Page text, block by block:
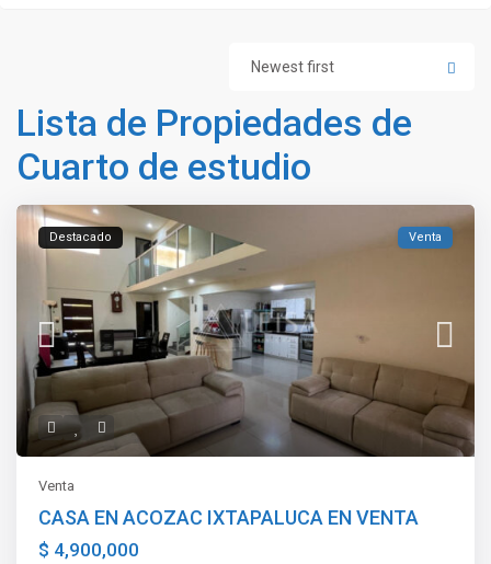
Newest first
Lista de Propiedades de
Cuarto de estudio
Destacado Venta
Venta
CASA EN ACOZAC IXTAPALUCA EN VENTA
$ 4,900,000